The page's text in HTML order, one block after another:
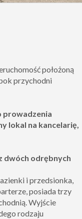
położoną
przychodni
prowadzenia
lokal na kancelarię,
dwóch odrębnych
i przedsionka,
posiada trzy
Wyjście
rodzaju